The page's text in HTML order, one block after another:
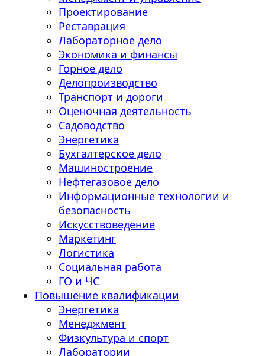
Проектирование
Реставрация
Лабораторное дело
Экономика и финансы
Горное дело
Делопроизводство
Транспорт и дороги
Оценочная деятельность
Садоводство
Энергетика
Бухгалтерское дело
Машиностроение
Нефтегазовое дело
Информационные технологии и
безопасность
Искусствоведение
Маркетинг
Логистика
Социальная работа
ГО и ЧС
Повышение квалификации
Энергетика
Менеджмент
Физкультура и спорт
Лаборатории